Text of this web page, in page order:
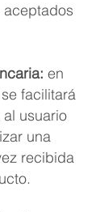
aceptados
en
facilitará
usuario
una
recibida